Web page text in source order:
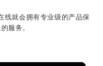
线就会拥有专业级的产品保
服务。